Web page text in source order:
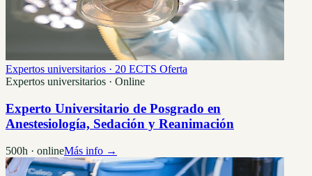
Expertos universitarios · 20 ECTS Oferta
Expertos universitarios · Online
Experto Universitario de Posgrado en
Anestesiología, Sedación y Reanimación
500h · onlineMás info →